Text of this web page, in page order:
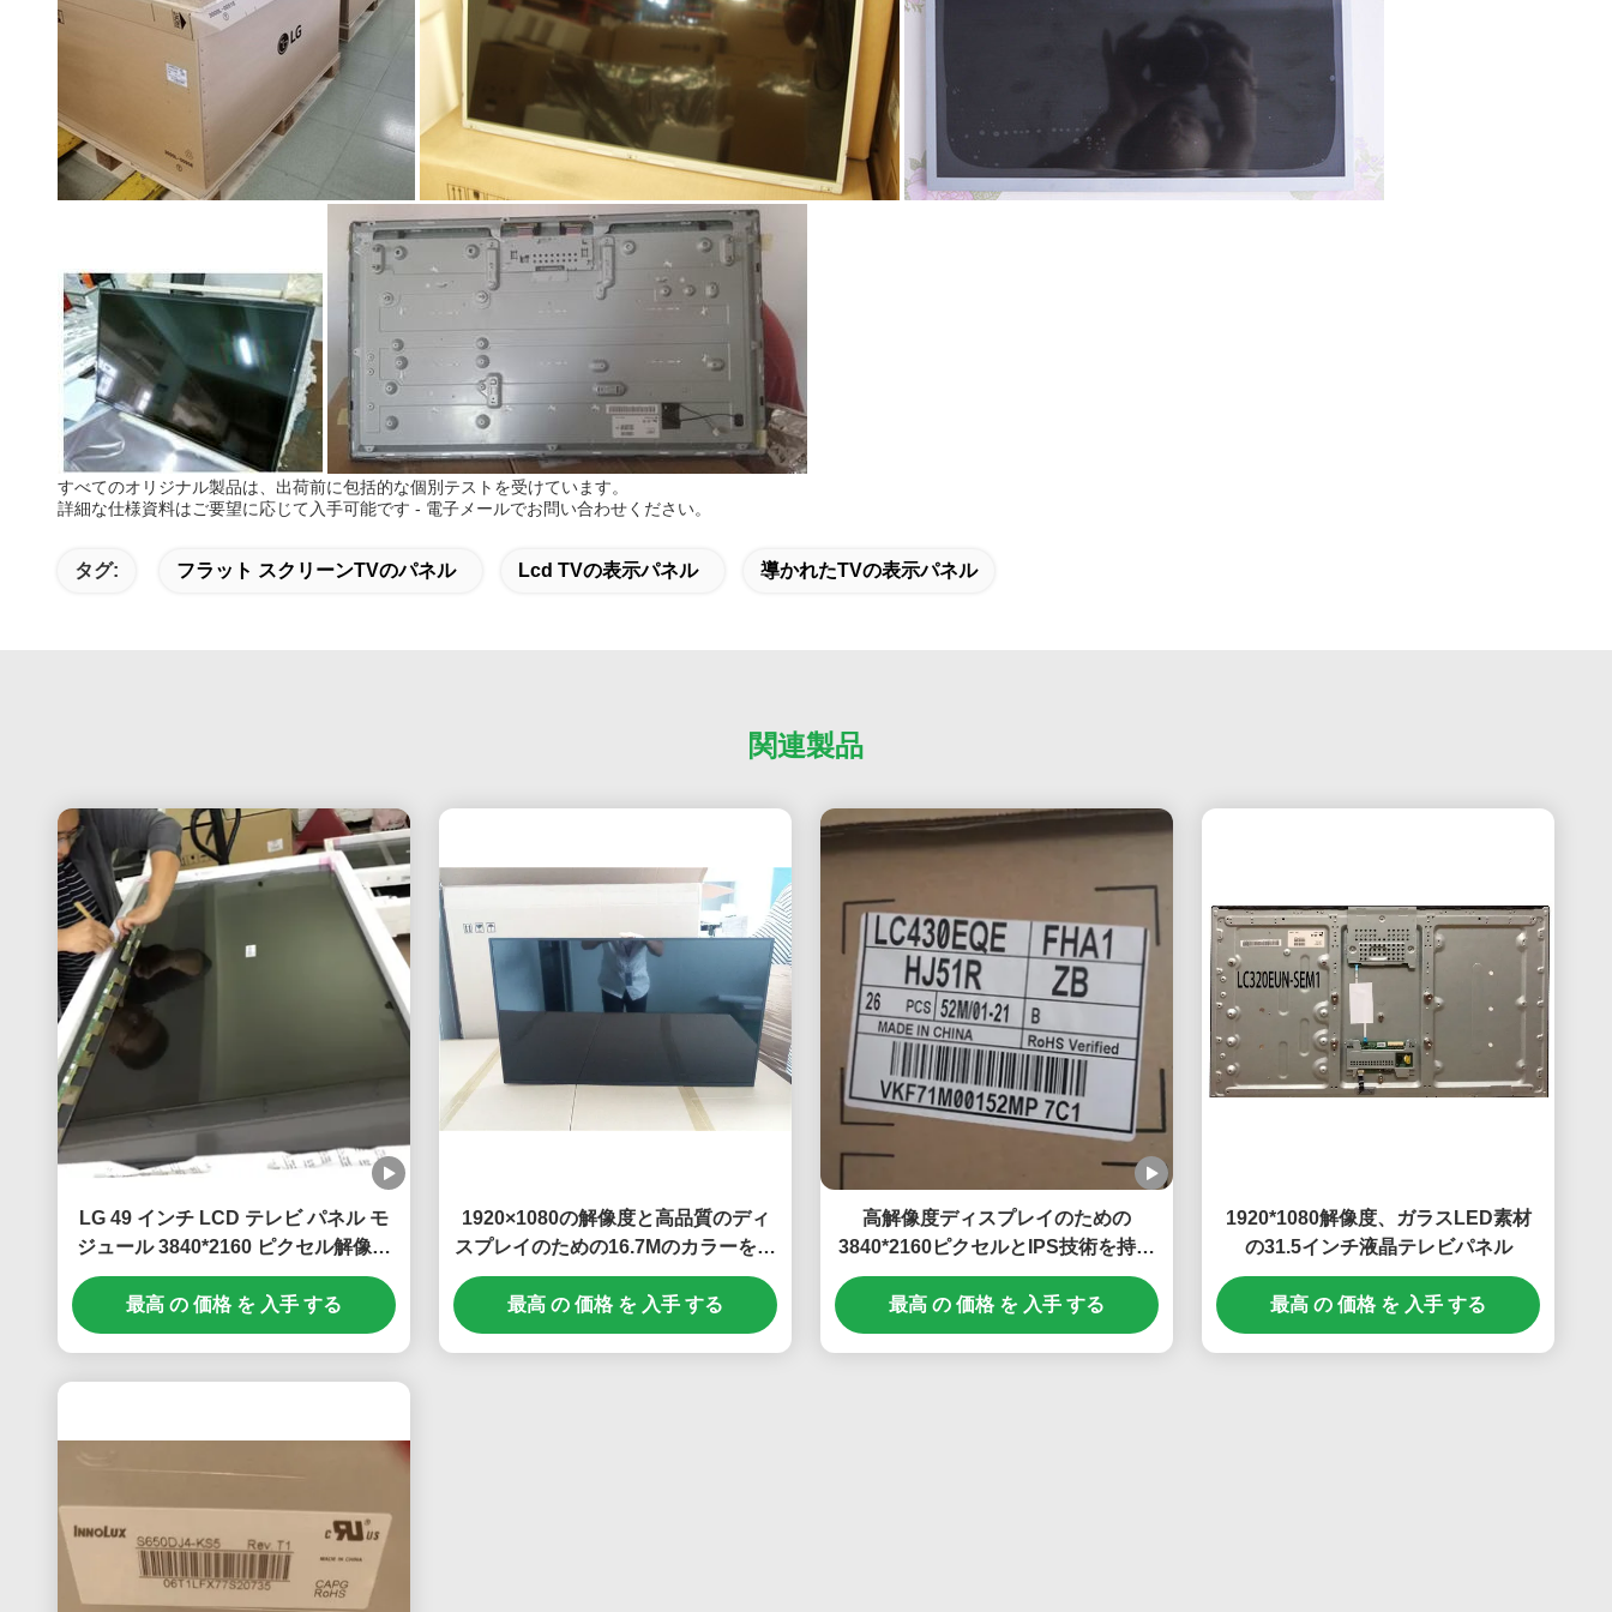
すべてのオリジナル製品は、出荷前に包括的な個別テストを受けています。
詳細な仕様資料はご要望に応じて入手可能です - 電子メールでお問い合わせください。
タグ: フラット スクリーンTVのパネル Lcd TVの表示パネル 導かれたTVの表示パネル
関連製品
LG 49 インチ LCD テレビ パネル モ
ジュール 3840*2160 ピクセル解像度
と 100 PIN UHD ディスプレイ
最高 の 価格 を 入手 する
1920×1080の解像度と高品質のディ
スプレイのための16.7Mのカラーを持
つワイドスクリーンLCDテレビパネ
ル
最高 の 価格 を 入手 する
高解像度ディスプレイのための
3840*2160ピクセルとIPS技術を持つ
43インチLCDテレビパネル
最高 の 価格 を 入手 する
1920*1080解像度、ガラスLED素材
の31.5インチ液晶テレビパネル
最高 の 価格 を 入手 する